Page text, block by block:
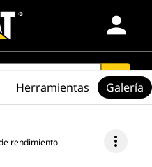
person
search
rendimiento more_vert
Herramientas Galería